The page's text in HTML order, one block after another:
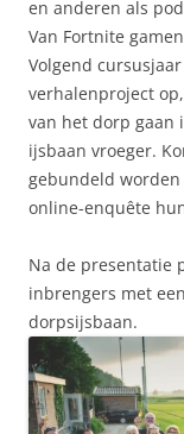
en anderen als
Van Fortnite
Volgend
verhalenproject
van het dorp gaan
ijsbaan vroeger.
gebundeld
online-enquête
Na de presentatie
inbrengers met
dorpsijsbaan.